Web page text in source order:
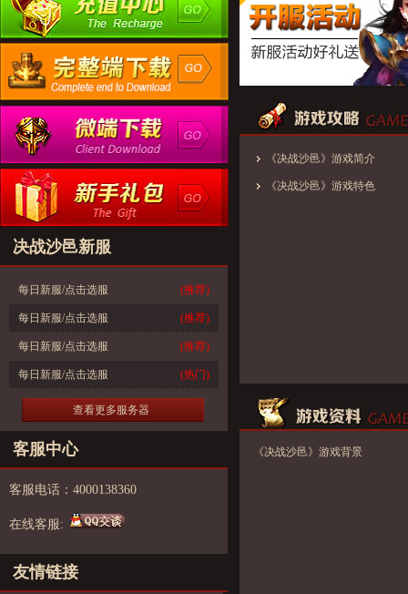
决战沙邑新服
每日新服/点击选服 (推荐)
每日新服/点击选服 (推荐)
每日新服/点击选服 (推荐)
每日新服/点击选服 (热门)
查看更多服务器
客服中心
客服电话：4000138360
在线客服:
友情链接
《决战沙邑》游戏简介
《决战沙邑》游戏特色
《决战沙邑》游戏背景